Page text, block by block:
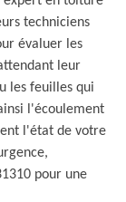
techniciens
évaluer les
leur
les feuilles qui
l'écoulement
l'état de votre
pour une